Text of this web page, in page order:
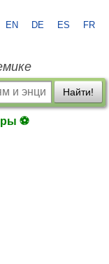
EN DE ES FR
Найти!
⚽